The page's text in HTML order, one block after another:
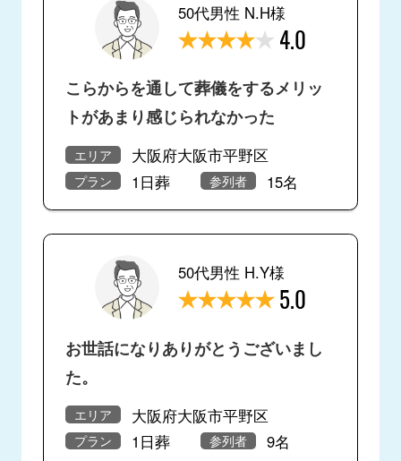
50代男性 N.H様
4.0
こらからを通して葬儀をするメリッ
トがあまり感じられなかった
エリア 大阪府大阪市平野区
プラン 1日葬 参列者 15名
50代男性 H.Y様
5.0
お世話になりありがとうございまし
た。
エリア 大阪府大阪市平野区
プラン 1日葬 参列者 9名